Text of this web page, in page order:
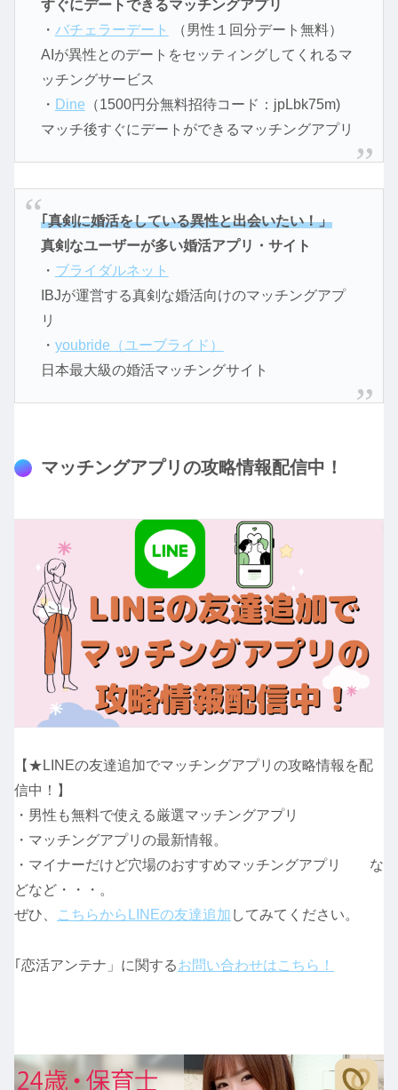
すぐにデートできるマッチングアプリ
・ バチェラーデート
（男性１回分デート無料）
AIが異性とのデートをセッティングしてくれるマ
ッチングサービス
・ Dine （1500円分無料招待コード：jpLbk75m)
マッチ後すぐにデートができるマッチングアプリ
｢真剣に婚活をしている異性と出会いたい！」
真剣なユーザーが多い婚活アプリ・サイト
・ ブライダルネット
IBJが運営する真剣な婚活向けのマッチングアプ
リ
・ youbride（ユーブライド）
日本最大級の婚活マッチングサイト
マッチングアプリの攻略情報配信中！
【★LINEの友達追加でマッチングアプリの攻略情報を配
信中！】
・男性も無料で使える厳選マッチングアプリ
・マッチングアプリの最新情報。
・マイナーだけど穴場のおすすめマッチングアプリ な
どなど・・・。
ぜひ、
こちらからLINEの友達追加 してみてください。
｢恋活アンテナ」に関するお問い合わせはこちら！